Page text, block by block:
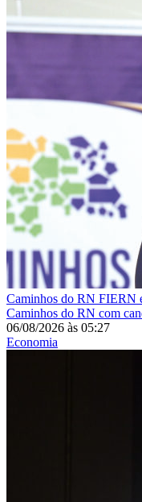
Caminhos do RN FIERN
Caminhos do RN com
06/08/2026 às 05:27
Economia